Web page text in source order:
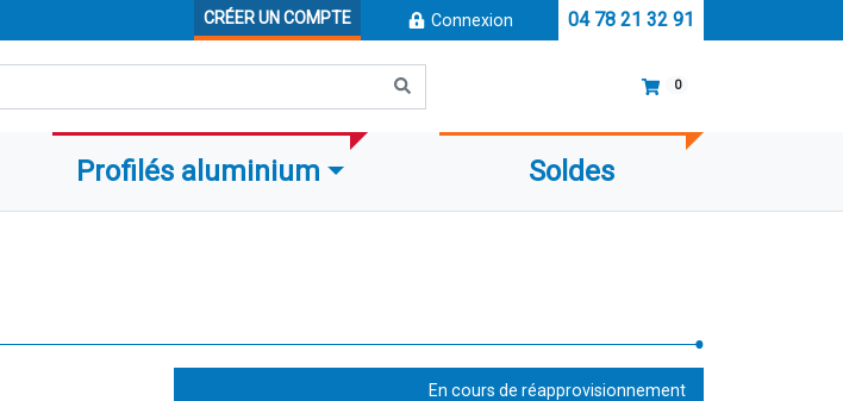
CRÉER UN COMPTE Connexion 04 78 21 32 91
0
Profilés aluminium Soldes
En cours de réapprovisionnement